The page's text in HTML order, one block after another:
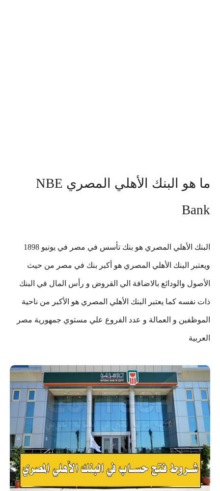
ما هو البنك الأهلي المصري NBE
Bank
البنك الأهلي المصري هو بنك تأسس في مصر في يونيو 1898
ويعتبر البنك الأهلي المصري هو أكبر بنك في مصر من حيث
الأصول والودائع بالاضافة الي القروض و رأس المال في البنك
ذات نفسه كما يعتبر البنك الأهلي المصري هو الأكبر من ناحية
الموظفين و العمالة و عدد الفروع علي مستوي جمهورية مصر
العربية